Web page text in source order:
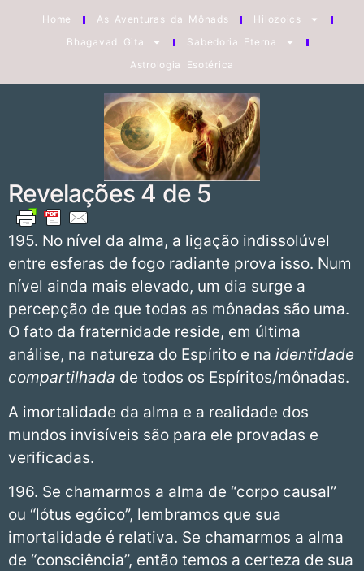
Home As Aventuras da Mônads
Hilozoics
Bhagavad Gita
Sabedoria Eterna
Astrologia Esotérica
Revelações 4 de 5
195. No nível da alma, a ligação indissolúvel
entre esferas de fogo radiante prova isso. Num
nível ainda mais elevado, um dia surge a
percepção de que todas as mônadas são uma.
O fato da fraternidade reside, em última
análise, na natureza do Espírito e na identidade
compartilhada de todos os Espíritos/mônadas.
A imortalidade da alma e a realidade dos
mundos invisíveis são para ele provadas e
verificadas.
196. Se chamarmos a alma de “corpo causal”
ou “lótus egóico”, lembramos que sua
imortalidade é relativa. Se chamarmos a alma
de “consciência”, então temos a certeza de sua